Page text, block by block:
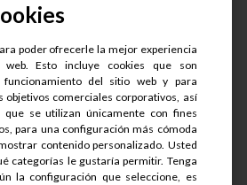
RECTA 1/4
poder ofrecerle la mejor experiencia
Esto incluye cookies que son
del sitio web y para
objetivos comerciales corporativos, así
que se utilizan únicamente con fines
para una configuración más cómoda
contenido personalizado. Usted
categorías le gustaría permitir. Tenga
la configuración que seleccione, es